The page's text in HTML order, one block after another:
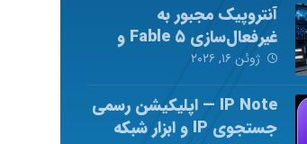
آنتروپیک مجبور به
غیرفعال‌سازی Fable ۵ و
Mythos ۵ شد
ژوئن ۱۶, ۲۰۲۶
IP Note — اپلیکیشن رسمی
جستجوی IP و ابزار شبکه